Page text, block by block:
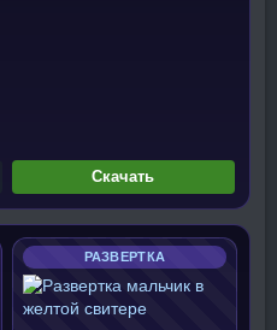
Скачать
РАЗВЕРТКА